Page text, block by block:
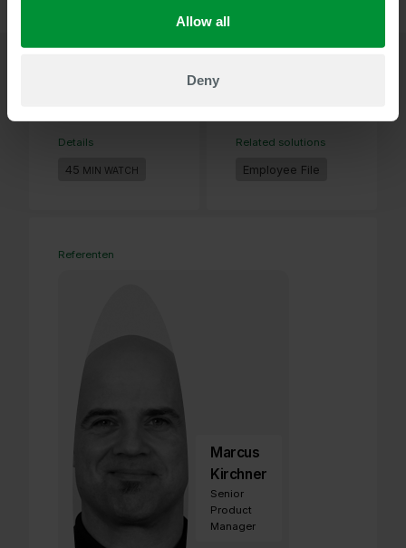
Allow all
Deny
Details
45 MIN WATCH
Related solutions
Employee File
Referenten
Marcus
Kirchner
Senior
Product
Manager